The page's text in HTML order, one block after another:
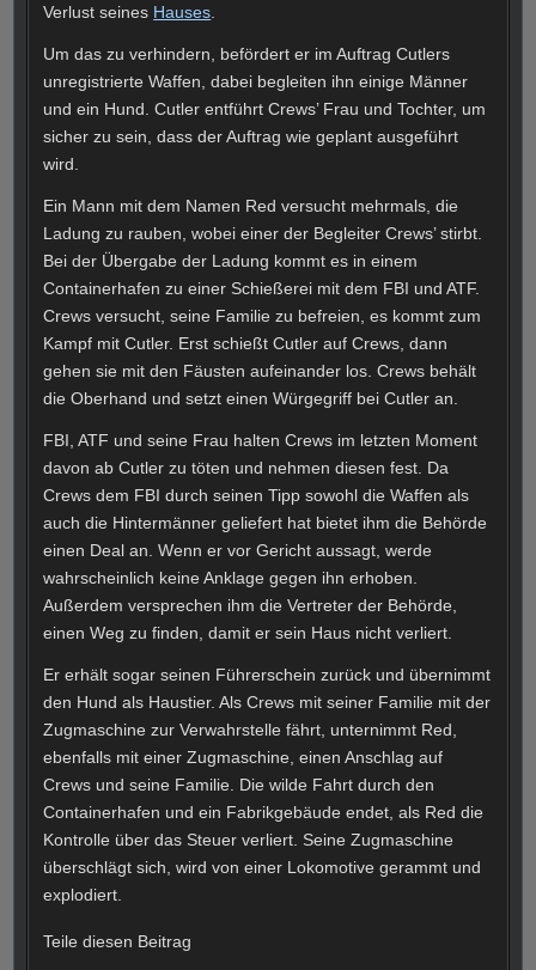
Verlust seines Hauses
Um das zu verhindern, befördert er im Auftrag Cutlers
unregistrierte Waffen, dabei begleiten ihn einige Männer
und ein Hund. Cutler entführt Crews’ Frau und Tochter, um
sicher zu sein, dass der Auftrag wie geplant ausgeführt
wird.
Ein Mann mit dem Namen Red versucht mehrmals, die
Ladung zu rauben, wobei einer der Begleiter Crews’ stirbt.
Bei der Übergabe der Ladung kommt es in einem
Containerhafen zu einer Schießerei mit dem FBI und ATF.
Crews versucht, seine Familie zu befreien, es kommt zum
Kampf mit Cutler. Erst schießt Cutler auf Crews, dann
gehen sie mit den Fäusten aufeinander los. Crews behält
die Oberhand und setzt einen Würgegriff bei Cutler an.
FBI, ATF und seine Frau halten Crews im letzten Moment
davon ab Cutler zu töten und nehmen diesen fest. Da
Crews dem FBI durch seinen Tipp sowohl die Waffen als
auch die Hintermänner geliefert hat bietet ihm die Behörde
einen Deal an. Wenn er vor Gericht aussagt, werde
wahrscheinlich keine Anklage gegen ihn erhoben.
Außerdem versprechen ihm die Vertreter der Behörde,
einen Weg zu finden, damit er sein Haus nicht verliert.
Er erhält sogar seinen Führerschein zurück und übernimmt
den Hund als Haustier. Als Crews mit seiner Familie mit der
Zugmaschine zur Verwahrstelle fährt, unternimmt Red,
ebenfalls mit einer Zugmaschine, einen Anschlag auf
Crews und seine Familie. Die wilde Fahrt durch den
Containerhafen und ein Fabrikgebäude endet, als Red die
Kontrolle über das Steuer verliert. Seine Zugmaschine
überschlägt sich, wird von einer Lokomotive gerammt und
explodiert.
Teile diesen Beitrag